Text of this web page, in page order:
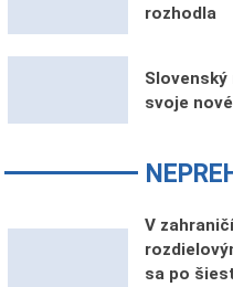
rozhodla
svoje
V
sa po